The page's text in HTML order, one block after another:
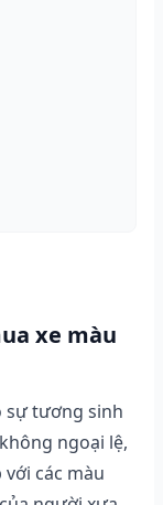
xe màu
sự tương sinh
ngoại lệ,
các màu